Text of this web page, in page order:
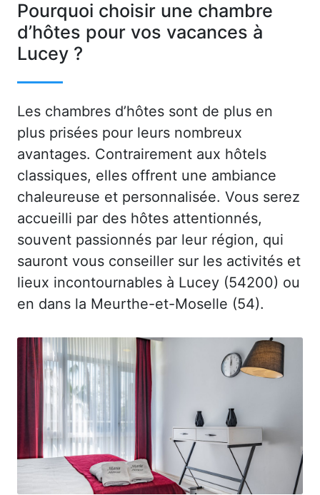
Pourquoi choisir une chambre
d’hôtes pour vos vacances à
Lucey ?
Les chambres d’hôtes sont de plus en
plus prisées pour leurs nombreux
avantages. Contrairement aux hôtels
classiques, elles offrent une ambiance
chaleureuse et personnalisée. Vous serez
accueilli par des hôtes attentionnés,
souvent passionnés par leur région, qui
sauront vous conseiller sur les activités et
lieux incontournables à Lucey (54200) ou
en dans la Meurthe-et-Moselle (54).